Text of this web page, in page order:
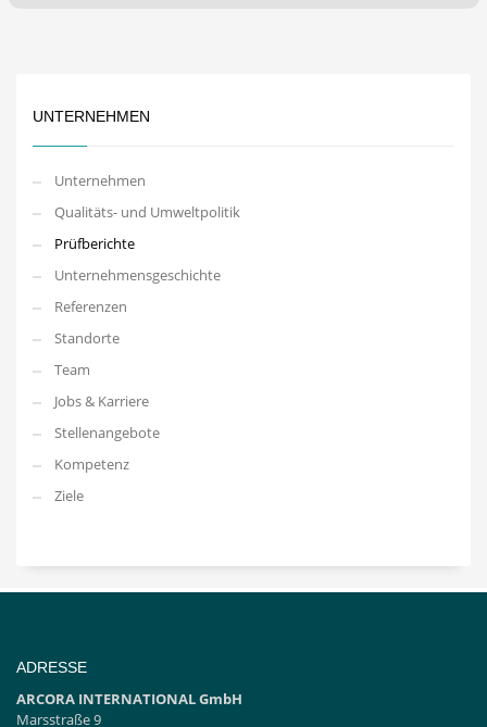
UNTERNEHMEN
Unternehmen
Qualitäts- und Umweltpolitik
Prüfberichte
Unternehmensgeschichte
Referenzen
Standorte
Team
Jobs & Karriere
Stellenangebote
Kompetenz
Ziele
ADRESSE
ARCORA INTERNATIONAL GmbH
Marsstraße 9